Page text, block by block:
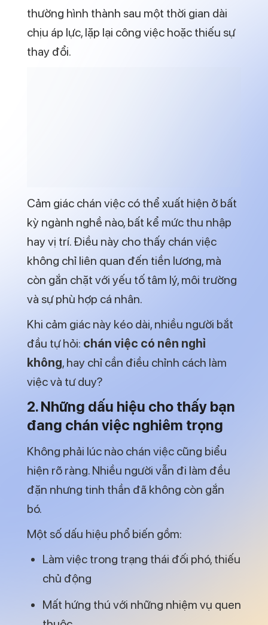
chịu áp lực, lặp lại công việc hoặc thiếu sự
thay đổi.
kỳ ngành nghề nào, bất kể mức thu nhập
hay vị trí. Điều này cho thấy chán việc
không chỉ liên quan đến tiền lương, mà
còn gắn chặt với yếu tố tâm lý, môi trường
và sự phù hợp cá nhân.
Khi cảm giác này kéo dài, nhiều người bắt
đầu tự hỏi:chán việc có nên nghỉ
không, hay chỉ cần điều chỉnh cách làm
việc và tư duy?
2. Những dấu hiệu cho thấy bạn
đang chán việc nghiêm trọng
Không phải lúc nào chán việc cũng biểu
hiện rõ ràng. Nhiều người vẫn đi làm đều
đặn nhưng tinh thần đã không còn gắn
bó.
Một số dấu hiệu phổ biến gồm:
Làm việc trong trạng thái đối phó, thiếu
chủ động
Mất hứng thú với những nhiệm vụ quen
thuộc